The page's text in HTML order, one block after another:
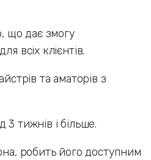
що дає змогу
всіх клієнтів.
та аматорів з
3 тижнів і більше.
робить його доступним